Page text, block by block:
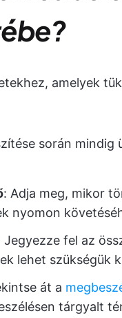
amelyek
során mindig
: Adja meg, mikor
nyomon
Jegyezze fel az
lehet szükségük
át a
tárgyalt